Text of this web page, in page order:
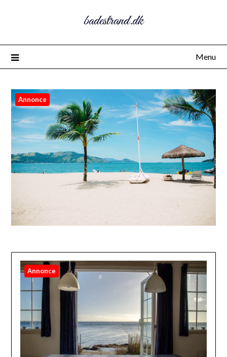
badestrand.dk
Menu
Annonce
Annonce